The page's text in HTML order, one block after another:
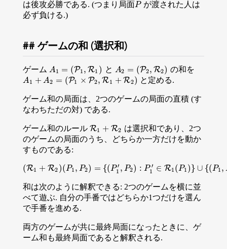
は後攻必勝である. (つまり局面P
P が渡された人は
必ず負ける.)
ゲームの和 (選択和)
ゲーム A1 = (P1 , R1 )
A1 =(P 1,R 1 ) と A2 = (P2, R2)
A2 =(P 2,R2 ) の和を
A1 + A2 = (P1 × P2, R1 + R2)
A1 +A2=( P1 ×P2 R1 +R2) と定める.
ゲーム和の局面は、2つのゲームの局面の直積 (す
なわちただの対) である.
ゲーム和のルール R1 + R2
R1 +R 2
は選択和であり、2つ
のゲームの局面のうち、どちらか一方だけを動か
すものである:
(R1 + R2 )(P1 , P2) = {(P ′
1 , P2) : P ′
1 ∈ R1 (P1 )} ∪ {(P1 ,
(R 1+R2)(P1, P2 )={(P1 ′,P2 :P1′∈R 1(P 1)}∪ { (P 1, P2′):
和は次のように解釈できる: 2つのゲームを横に並
べて遊ぶ. 自分の手番ではどちらか1つだけを選ん
で手番を進める.
両方のゲームが共に最終局面になったときに、ゲ
ーム和も最終局面であると解釈される.